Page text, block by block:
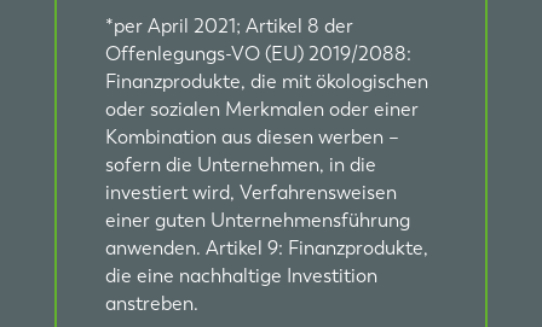
*per April 2021; Artikel 8 der
Offenlegungs-VO (EU) 2019/2088:
Finanzprodukte, die mit ökologischen
oder sozialen Merkmalen oder einer
Kombination aus diesen werben –
sofern die Unternehmen, in die
investiert wird, Verfahrensweisen
einer guten Unternehmensführung
anwenden. Artikel 9: Finanzprodukte,
die eine nachhaltige Investition
anstreben.